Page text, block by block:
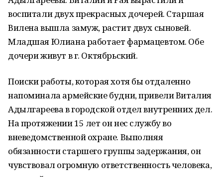
воспитали двух прекрасных дочерей. Старшая
Вилена вышла замуж, растит двух сыновей.
Младшая Юлиана работает фармацевтом. Обе
дочери живут в г. Октябрьский.
Поиски работы, которая хотя бы отдаленно
напоминала армейские будни, привели Виталия
Адылгареева в городской отдел внутренних дел.
На протяжении 15 лет он нес службу во
вневедомственной охране. Выполняя
обязанности старшего группы задержания, он
чувствовал огромную ответственность человека,